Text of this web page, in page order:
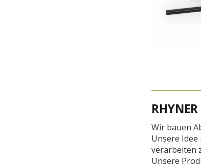
Wir bauen
Unsere
verarbeiten
Unsere